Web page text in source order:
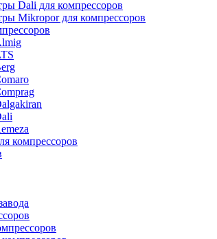
Dali для компрессоров
Mikropor для компрессоров
компрессоров